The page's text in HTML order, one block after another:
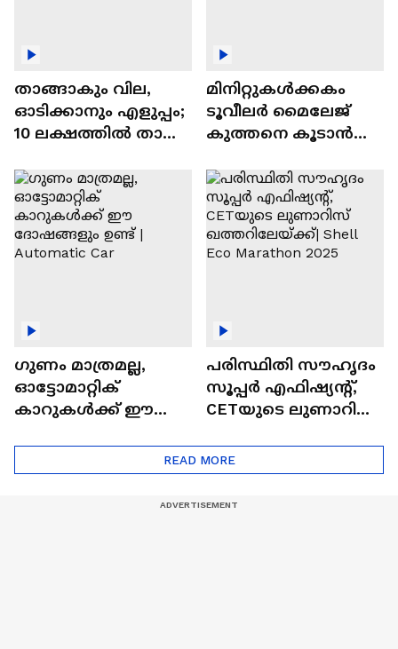
താങ്ങാകും വില,
ഓടിക്കാനും എളുപ്പം;
10 ലക്ഷത്തിൽ താഴെ
ഓട്ടോമാറ്റിക്ക്
എസ്‍യുവികൾ
മിനിറ്റുകൾക്കകം
ടൂവീലർ മൈലേജ്
കുത്തനെ കൂടാൻ
ഗുണം മാത്രമല്ല,
ഓട്ടോമാറ്റിക്
കാറുകൾക്ക് ഈ
പരിസ്ഥിതി സൗഹൃദം
സൂപ്പർ എഫിഷ്യന്റ്,
CETയുടെ ലുണാറിസ്
Eco Marathon 2025
READ MORE